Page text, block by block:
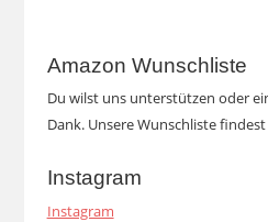
Amazon Wunschliste
Du wilst uns unterstützen oder
Dank. Unsere Wunschliste
Instagram
Instagram